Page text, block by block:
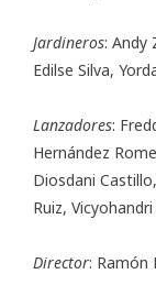
Jardineros: Andy
Edilse Silva,
Lanzadores:
Hernández
Diosdani
Ruiz,
Director: Ramón